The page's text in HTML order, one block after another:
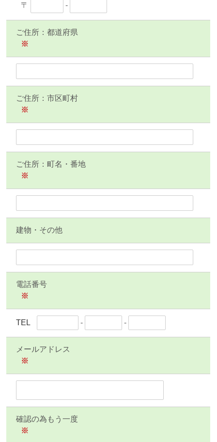
〒 -
ご住所：都道府県
※
ご住所：市区町村
※
ご住所：町名・番地
※
建物・その他
電話番号
※
TEL - -
メールアドレス
※
確認の為もう一度
※